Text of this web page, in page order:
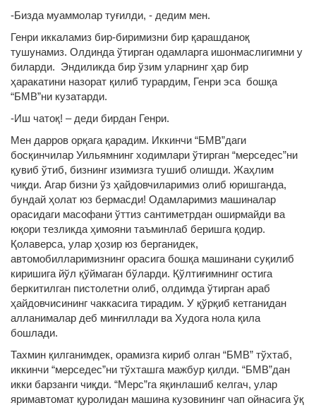
-Бизда муаммолар туғилди, - дедим мен.
Генри иккаламиз бир-биримизни бир қарашданоқ
тушунамиз. Олдинда ўтирган одамларга ишонмаслигимни у
биларди. Эндиликда бир ўзим уларнинг ҳар бир
ҳаракатини назорат қилиб турардим, Генри эса бошқа
“БМВ”ни кузатарди.
-Иш чатоқ! – деди бирдан Генри.
Мен дарров орқага қарадим. Иккинчи “БМВ”даги
босқинчилар Уильямнинг ходимлари ўтирган “мерседес”ни
қувиб ўтиб, бизнинг изимизга тушиб олишди. Жаҳлим
чиқди. Агар бизни ўз ҳайдовчиларимиз олиб юришганда,
бундай ҳолат юз бермасди! Одамларимиз машиналар
орасидаги масофани ўттиз сантиметрдан оширмайди ва
юқори тезликда ҳимояни таъминлаб беришга қодир.
Қолаверса, улар ҳозир юз берганидек,
автомобилларимизнинг орасига бошқа машинани суқилиб
киришига йўл қўймаган бўларди. Қўлтиғимнинг остига
беркитилган пистолетни олиб, олдимда ўтирган араб
ҳайдовчисининг чаккасига тирадим. У қўрқиб кетганидан
алланималар деб минғиллади ва Худога нола қила
бошлади.
Тахмин қилганимдек, орамизга кириб олган “БМВ” тўхтаб,
иккинчи “мерседес”ни тўхташга мажбур қилди. “БМВ”дан
икки барзанги чиқди. “Мерс”га яқинлашиб келгач, улар
яримавтомат қуролидан машина кузовининг чап ойнасига ўқ